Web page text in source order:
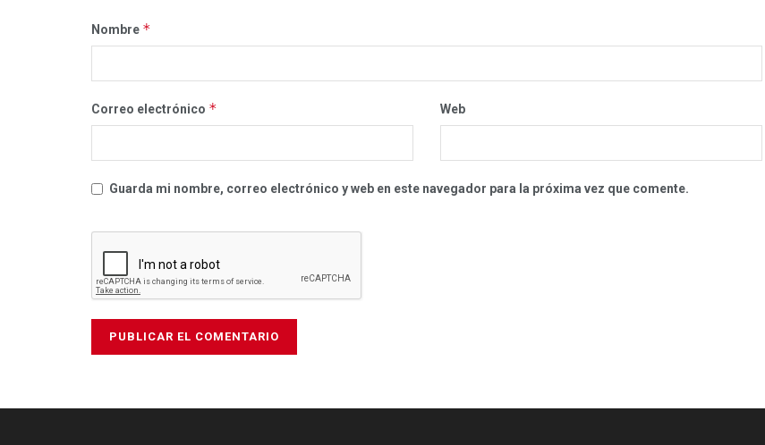
Nombre *
Correo electrónico * Web
Guarda mi nombre, correo electrónico y web en este navegador para la próxima vez que comente.